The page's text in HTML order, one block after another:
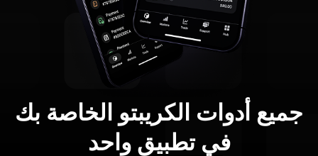
جميع أدوات الكريبتو الخاصة بك
في تطبيق واحد